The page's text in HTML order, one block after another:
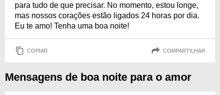
para tudo de que precisar. No momento, estou longe,
mas nossos corações estão ligados 24 horas por dia.
Eu te amo! Tenha uma boa noite!
COPIAR COMPARTILHAR
Mensagens de boa noite para o amor